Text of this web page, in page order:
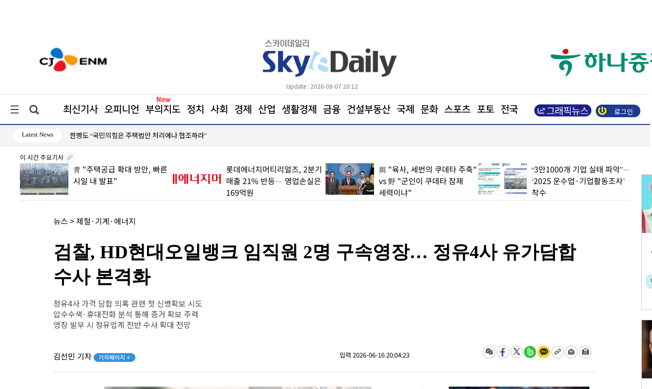
Update : 2026-08-07 20:12
최신기사 오피니언 부의지도 정치 사회 경제 산업 생활경제 금융 건설부동산 국제 문화 스포츠 포토 전국 로그인
Latest News
장 공략 한병도 “국민의힘은 주택법안 처리에나 협조하라”
이 시간 주요기사
靑 "주택공급 확대 방안, 빠른
시일 내 발표"
롯데에너지머티리얼즈, 2분기
매출 21% 반등… 영업손실은
169억원
與 "육사, 세번의 쿠데타 주축"
vs 野 "군인이 쿠데타 잠재
세력이냐"
“3만1000개 기업 실태 파악”…
‘2025 운수업·기업활동조사’
착수
뉴스 > 제철·기계·에너지
검찰, HD현대오일뱅크 임직원 2명 구속영장… 정유4사 유가담합
수사 본격화
정유4사 가격 담합 의혹 관련 첫 신병확보 시도
압수수색·휴대전화 분석 통해 증거 확보 주력
영장 발부 시 정유업계 전반 수사 확대 전망
김선민 기자 기자페이지 + 입력 2026-06-16 20:04:23